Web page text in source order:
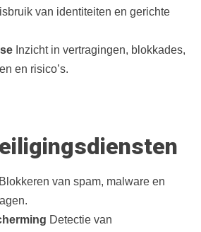
van identiteiten en gerichte
Inzicht in vertragingen, blokkades,
en risico’s.
Blokkeren van spam, malware en
Detectie van